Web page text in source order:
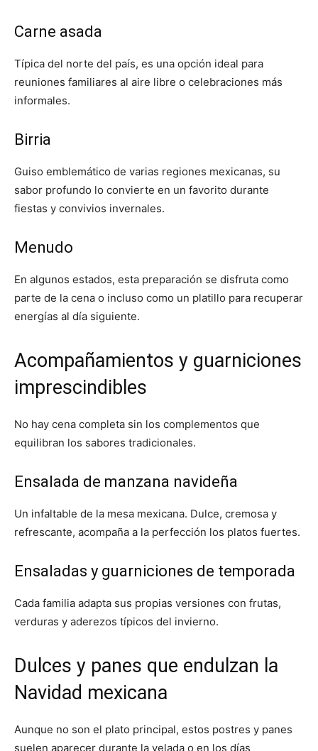
Carne asada
Típica del norte del país, es una opción ideal para
reuniones familiares al aire libre o celebraciones más
informales.
Birria
Guiso emblemático de varias regiones mexicanas, su
sabor profundo lo convierte en un favorito durante
fiestas y convivios invernales.
Menudo
En algunos estados, esta preparación se disfruta como
parte de la cena o incluso como un platillo para recuperar
energías al día siguiente.
Acompañamientos y guarniciones
imprescindibles
No hay cena completa sin los complementos que
equilibran los sabores tradicionales.
Ensalada de manzana navideña
Un infaltable de la mesa mexicana. Dulce, cremosa y
refrescante, acompaña a la perfección los platos fuertes.
Ensaladas y guarniciones de temporada
Cada familia adapta sus propias versiones con frutas,
verduras y aderezos típicos del invierno.
Dulces y panes que endulzan la
Navidad mexicana
Aunque no son el plato principal, estos postres y panes
suelen aparecer durante la velada o en los días